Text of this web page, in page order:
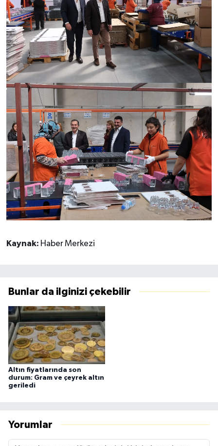
Kaynak: Haber Merkezi
Bunlar da ilginizi çekebilir
Altın fiyatlarında son
durum: Gram ve çeyrek altın
geriledi
Yorumlar